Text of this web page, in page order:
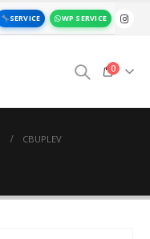
SERVICE WP SERVICE
0
CBUPLEV